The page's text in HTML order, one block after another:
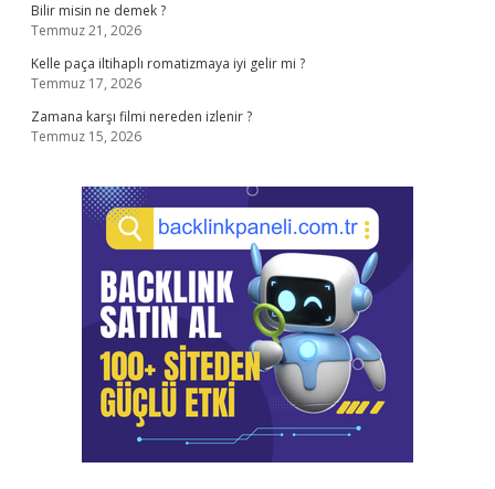
Bilir misin ne demek ?
Temmuz 21, 2026
Kelle paça iltihaplı romatizmaya iyi gelir mi ?
Temmuz 17, 2026
Zamana karşı filmi nereden izlenir ?
Temmuz 15, 2026